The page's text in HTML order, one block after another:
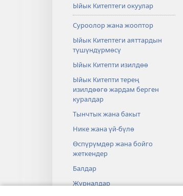
Ыйык Китептеги окуулар
Суроолор жана жооптор
Ыйык Китептеги аяттардын
түшүндүрмөсү
Ыйык Китепти изилдөө
Ыйык Китепти терең
изилдөөгө жардам берген
куралдар
Тынчтык жана бакыт
Нике жана үй-бүлө
Өспүрүмдөр жана бойго
жеткендер
Балдар
Журналдар